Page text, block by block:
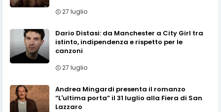
27 luglio
Dario Distasi: da Manchester a City Girl tra
istinto, indipendenza e rispetto per le
canzoni
27 luglio
Andrea Mingardi presenta il romanzo
“L'ultima porta” il 31 luglio alla Fiera di San
Lazzaro